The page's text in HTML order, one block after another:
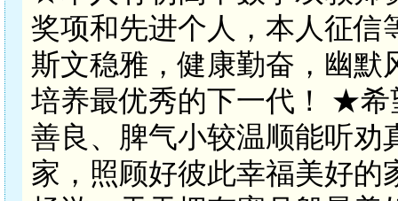
奖项和先进个人，本人征信
斯文稳雅，健康勤奋，幽默
培养最优秀的下一代！ ★希
善良、脾气小较温顺能听
家，照顾好彼此幸福美好